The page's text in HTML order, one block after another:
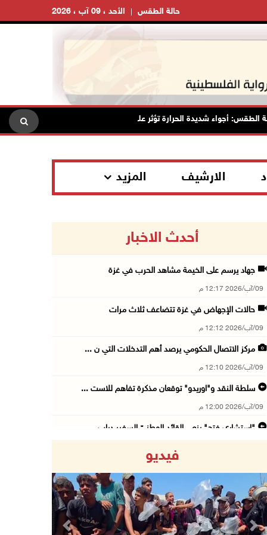
الأحد ، 09 آب ، 2026 حالة الطقس
أجواء شديدة الحرارة تؤثر على البلاد بدءا من اليوم مصر:
الارشيف المزيد
أحدث الاخبار
جهاد يرسم على الخيمة مشاهد الحرب في غزة
09/آب/2026 12:17 م
حالات الإجهاض في غزة تتضاعف ثلاث مرات
09/آب/2026 12:12 م
مركز الاتصال الحكومي يرصد أهم التدخلات التي ن ...
09/آب/2026 12:10 م
سلطة النقد و"اوريدو" توقعان مذكرة تفاهم للاست ...
09/آب/2026 12:00 م
"استشاري فتح" ينعى القائد الوطنيّ السفير دياب ...
09/آب/2026 11:47 ص
73,386 شهيدا و174,250 مصابا منذ بدء حرب الإبا ...
09/آب/2026 11:35 ص
فيديو
Previous Next